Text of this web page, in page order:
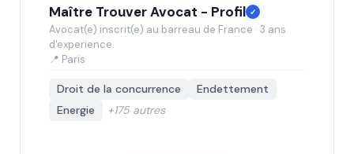
Maître Trouver Avocat - Profil ✓
Avocat(e) inscrit(e) au barreau de France · 3 ans
d'experience.
📍 Paris
Droit de la concurrence
Endettement
Energie
+175 autres